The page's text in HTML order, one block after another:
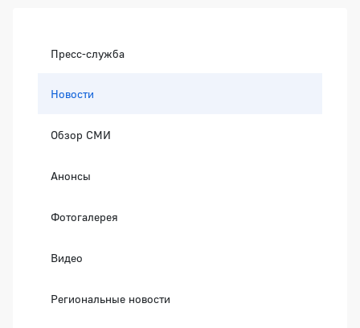
Пресс-служба
Новости
Обзор СМИ
Анонсы
Фотогалерея
Видео
Региональные новости